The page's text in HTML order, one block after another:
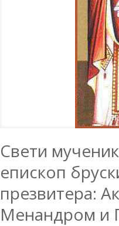
Свети
епископ
презвитера:
Менандром и